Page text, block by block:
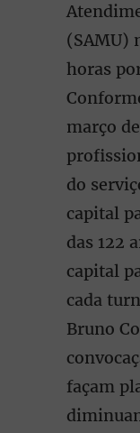
(SAMU)
horas
março
do
capital
das 122
capital
cada
Bruno
façam